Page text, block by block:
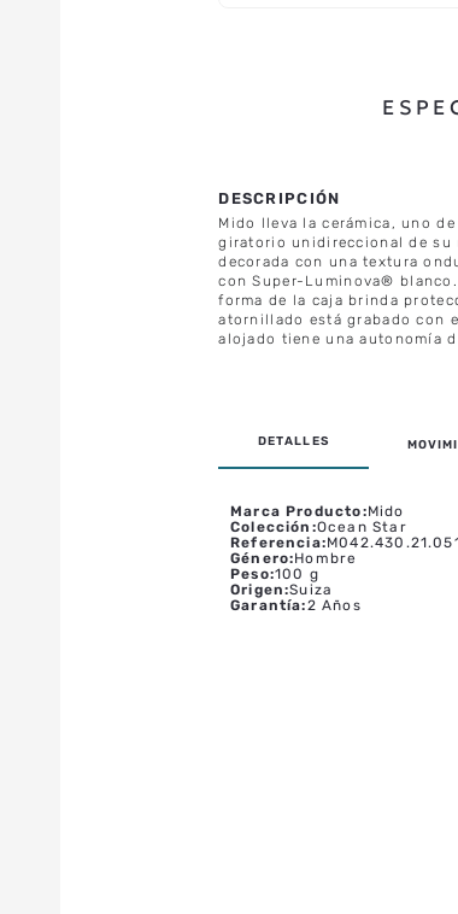
Mido lleva la cerámica, uno
giratorio unidireccional de su
decorada con una textura
con Super-Luminova®
forma de la caja brinda
atornillado está grabado con
alojado tiene una autonomía
Marca Producto:Mido
Colección :Ocean Star
Referencia:
Género:Hombre
Peso:100 g
Origen:Suiza
Garantía:2 Años